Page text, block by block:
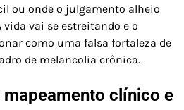
ou onde o julgamento alheio
vai se estreitando e o
como uma falsa fortaleza de
de melancolia crônica.
clínico e